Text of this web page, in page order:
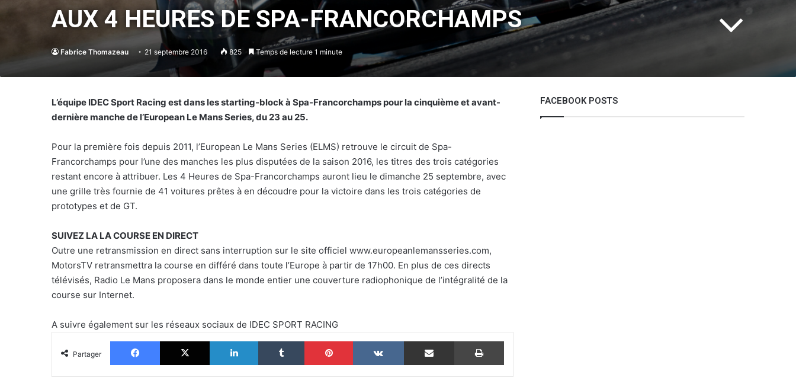
AUX 4 HEURES DE SPA-FRANCORCHAMPS
Fabrice Thomazeau 21 septembre 2016 825 Temps de lecture 1 minute
L’équipe IDEC Sport Racing est dans les starting-block à Spa-Francorchamps pour la cinquième et avant-
dernière manche de l’European Le Mans Series, du 23 au 25.
Pour la première fois depuis 2011, l’European Le Mans Series (ELMS) retrouve le circuit de Spa-
Francorchamps pour l’une des manches les plus disputées de la saison 2016, les titres des trois catégories
restant encore à attribuer. Les 4 Heures de Spa-Francorchamps auront lieu le dimanche 25 septembre, avec
une grille très fournie de 41 voitures prêtes à en découdre pour la victoire dans les trois catégories de
prototypes et de GT.
SUIVEZ LA LA COURSE EN DIRECT
Outre une retransmission en direct sans interruption sur le site officiel www.europeanlemansseries.com,
MotorsTV retransmettra la course en différé dans toute l’Europe à partir de 17h00. En plus de ces directs
télévisés, Radio Le Mans proposera dans le monde entier une couverture radiophonique de l’intégralité de la
course sur Internet.
A suivre également sur les réseaux sociaux de IDEC SPORT RACING
Partager
Facebook X Linkedin Tumblr Pinterest VKontakte Partager par email Imprimer
Le dictionnaire de l’endurance : 15 mots
pour (enfin) comprendre une course
d’European Le Mans Series
Le Mans 2026 : 90 secondes pour
revivre une semaine hors du temps
passion, inspirer une vocation
FACEBOOK POSTS